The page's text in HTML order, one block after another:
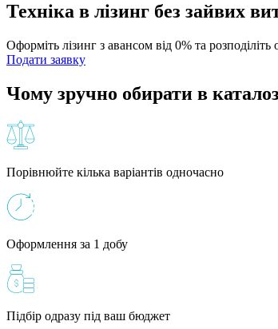
Техніка в лізинг без зайвих
Оформіть лізинг з авансом від 0% та
Подати заявку
Чому зручно обирати в
Порівнюйте кілька варіантів одночасно
Оформлення за 1 добу
Підбір одразу під ваш бюджет